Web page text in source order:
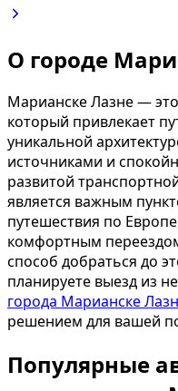
О городе
Марианске Лазне —
который привлекает
уникальной
источниками и
развитой
является важным
путешествия по
комфортным
способ добраться до
планируете выезд из
города Марианске
решением для вашей
Популярные